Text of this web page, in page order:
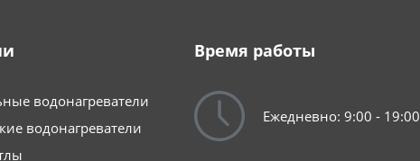
водонагреватели
водонагреватели
Время работы
Ежедневно: 9:00 - 19:00